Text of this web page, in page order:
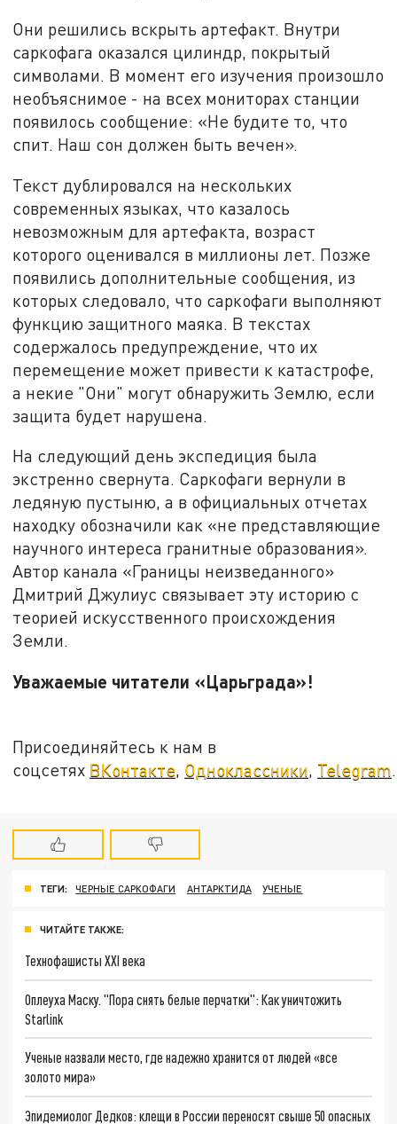
Они решились вскрыть артефакт. Внутри
саркофага оказался цилиндр, покрытый
символами. В момент его изучения произошло
необъяснимое - на всех мониторах станции
появилось сообщение: «Не будите то, что
спит. Наш сон должен быть вечен».
Текст дублировался на нескольких
современных языках, что казалось
невозможным для артефакта, возраст
которого оценивался в миллионы лет. Позже
появились дополнительные сообщения, из
которых следовало, что саркофаги выполняют
функцию защитного маяка. В текстах
содержалось предупреждение, что их
перемещение может привести к катастрофе,
а некие "Они" могут обнаружить Землю, если
защита будет нарушена.
На следующий день экспедиция была
экстренно свернута. Саркофаги вернули в
ледяную пустыню, а в официальных отчетах
находку обозначили как «не представляющие
научного интереса гранитные образования».
Автор канала «Границы неизведанного»
Дмитрий Джулиус связывает эту историю с
теорией искусственного происхождения
Земли.
Уважаемые читатели «Царьграда»!
Присоединяйтесь к нам в
соцсетях ВКонтакте Одноклассники Telegram
ТЕГИ: ЧЕРНЫЕ САРКОФАГИ АНТАРКТИДА УЧЕНЫЕ
ЧИТАЙТЕ ТАКЖЕ:
Технофашисты XXI века
Оплеуха Маску. "Пора снять белые перчатки": Как уничтожить
Starlink
Ученые назвали место, где надежно хранится от людей «все
золото мира»
Эпидемиолог Дедков: клещи в России переносят свыше 50 опасных